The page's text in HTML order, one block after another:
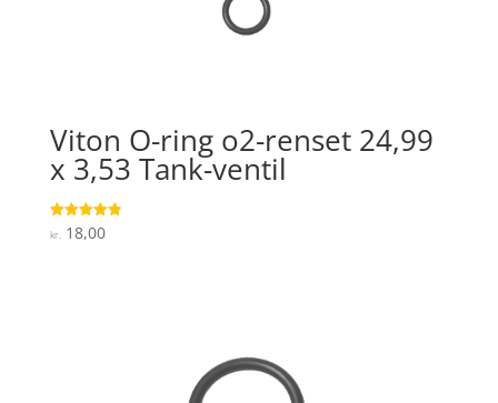
Viton O-ring o2-renset 24,99
x 3,53 Tank-ventil
Vurderet
4.9
kr. 18,00